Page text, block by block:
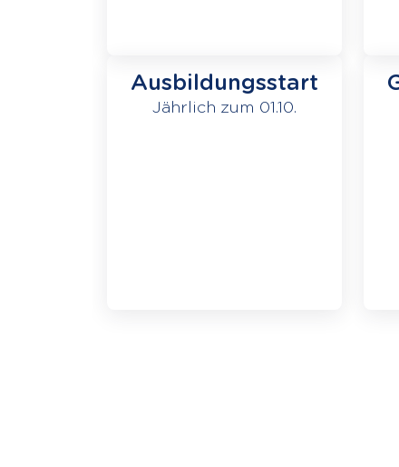
Ausbildungsstart
Jährlich zum 01.10.